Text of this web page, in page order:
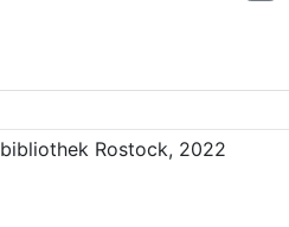
Rostock, 2022